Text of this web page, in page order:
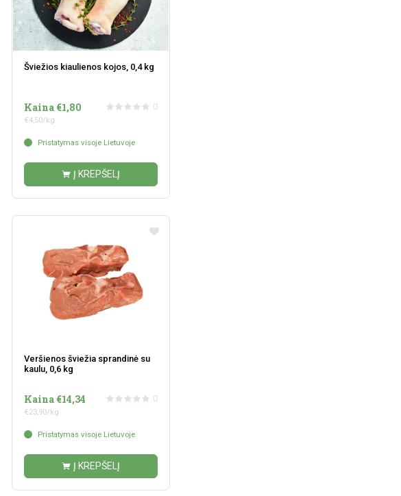
Šviežios kiaulienos kojos, 0,4 kg
Kaina €1,80
€4,50/kg
0
Pristatymas visoje Lietuvoje
Į KREPŠELĮ
Veršienos šviežia sprandinė su
kaulu, 0,6 kg
Kaina €14,34
€23,90/kg
0
Pristatymas visoje Lietuvoje
Į KREPŠELĮ